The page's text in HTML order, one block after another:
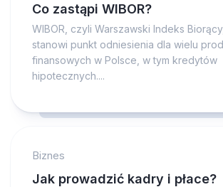
Co zastąpi WIBOR?
WIBOR, czyli Warszawski Indeks
stanowi punkt odniesienia dla wielu
finansowych w Polsce, w tym kredytów
hipotecznych....
Biznes
Jak prowadzić kadry i płace?